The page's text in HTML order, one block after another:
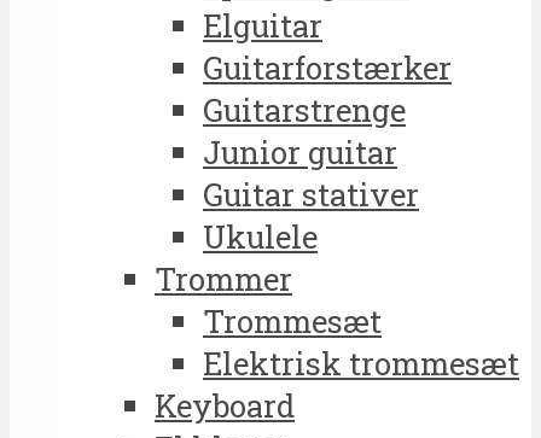
Elguitar
Guitarforstærker
Guitarstrenge
Junior guitar
Guitar stativer
Ukulele
Trommer
Trommesæt
Elektrisk trommesæt
Keyboard